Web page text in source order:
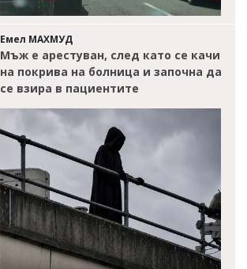
Емел МАХМУД
Мъж е арестуван, след като се качи
на покрива на болница и започна да
се взира в пациентите